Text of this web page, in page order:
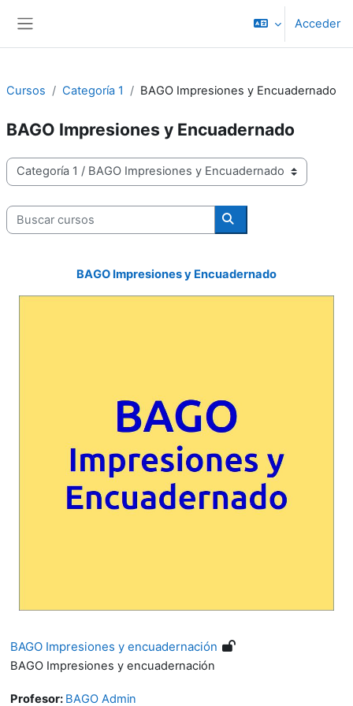
Acceder
Cursos Categoría 1 BAGO Impresiones y Encuadernado
BAGO Impresiones y Encuadernado
Categorías
Buscar cursos
Buscar cursos
BAGO Impresiones y Encuadernado
BAGO Impresiones y encuadernación
BAGO Impresiones y encuadernación
Profesor: BAGO Admin